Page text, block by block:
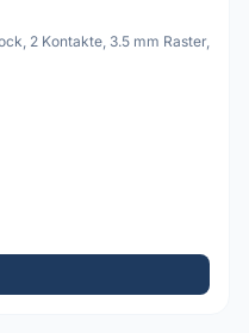
2 Kontakte, 3.5 mm Raster,